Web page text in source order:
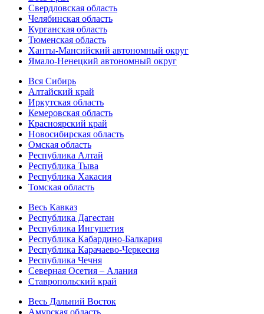
Свердловская область
Челябинская область
Курганская область
Тюменская область
Ханты-Мансийский автономный округ
Ямало-Ненецкий автономный округ
Вся Сибирь
Алтайский край
Иркутская область
Кемеровская область
Красноярский край
Новосибирская область
Омская область
Республика Алтай
Республика Тыва
Республика Хакасия
Томская область
Весь Кавказ
Республика Дагестан
Республика Ингушетия
Республика Кабардино-Балкария
Республика Карачаево-Черкесия
Республика Чечня
Северная Осетия – Алания
Ставропольский край
Весь Дальний Восток
Амурская область